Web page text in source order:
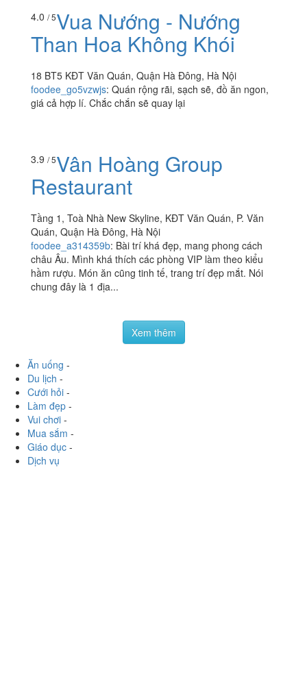
dinosaur1tr :Đã ăn 1 lần không bao giừo quay lại
4.0/ 5Vua Nướng - Nướng
Than Hoa Không Khói
giá cả hợp lí. Chắc chắn sẽ quay lại
3.9/ 5 Vân Hoàng Group
Restaurant
Tầng 1, Toà Nhà New Skyline, KĐT Văn Quán, P. Văn
Quán, Quận Hà Đông, Hà Nội
hầm rượu. Món ăn cũng tinh tế, trang trí đẹp mắt. Nói
Ăn uống -
Du lịch-
Cưới hỏi-
Làm đẹp